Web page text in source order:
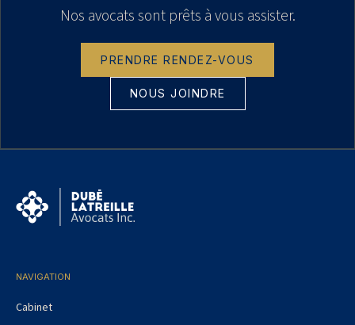
Nos avocats sont prêts à vous assister.
PRENDRE RENDEZ-VOUS
NOUS JOINDRE
NAVIGATION
Cabinet